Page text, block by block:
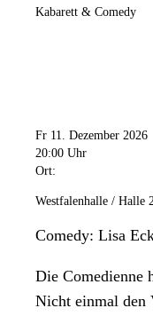
Kabarett & Comedy
Fr 11. Dezember 2026
20:00 Uhr
Ort:
Westfalenhalle / Halle 2
Comedy: Lisa
Die Comedienne
Nicht einmal den